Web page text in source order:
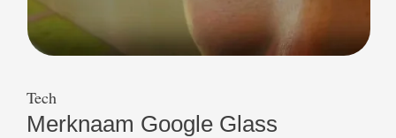
Tech
Merknaam Google Glass